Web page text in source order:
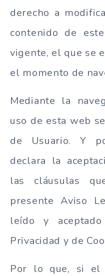
derecho a
contenido de
vigente, el que se
el momento de
Mediante la
uso de esta web
de Usuario. Y
declara la
las cláusulas
presente Aviso
leído y
Privacidad y de
Por lo que, si el